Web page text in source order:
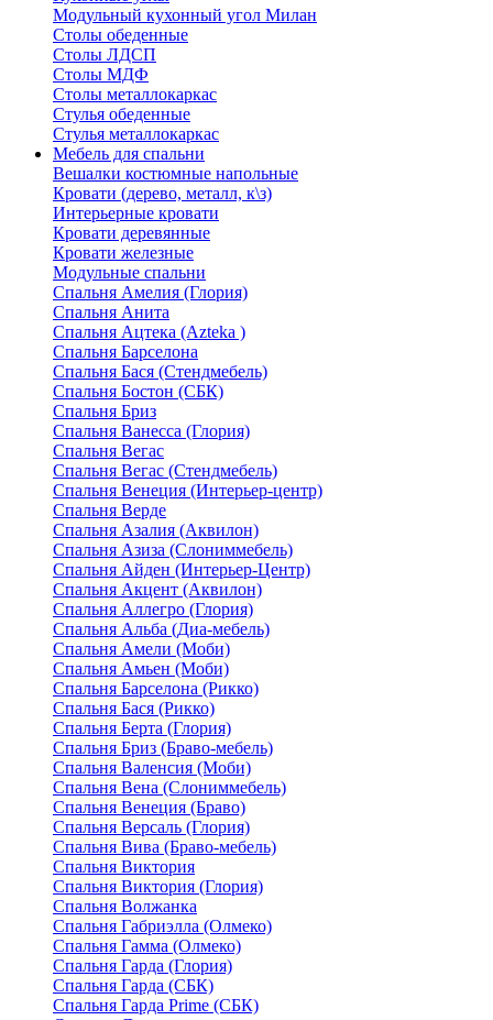
Модульный кухонный угол Милан
Столы обеденные
Столы ЛДСП
Столы МДФ
Столы металлокаркас
Стулья обеденные
Стулья металлокаркас
Мебель для спальни
Вешалки костюмные напольные
Кровати (дерево, металл, к\з)
Интерьерные кровати
Кровати деревянные
Кровати железные
Модульные спальни
Спальня Амелия (Глория)
Спальня Анита
Спальня Ацтека (Azteka )
Спальня Барселона
Спальня Бася (Стендмебель)
Спальня Бостон (СБК)
Спальня Бриз
Спальня Ванесса (Глория)
Спальня Вегас
Спальня Вегас (Стендмебель)
Спальня Венеция (Интерьер-центр)
Спальня Верде
Спальня Азалия (Аквилон)
Спальня Азиза (Слониммебель)
Спальня Айден (Интерьер-Центр)
Спальня Акцент (Аквилон)
Спальня Аллегро (Глория)
Спальня Альба (Диа-мебель)
Спальня Амели (Моби)
Спальня Амьен (Моби)
Спальня Барселона (Рикко)
Спальня Бася (Рикко)
Спальня Берта (Глория)
Спальня Бриз (Браво-мебель)
Спальня Валенсия (Моби)
Спальня Вена (Слониммебель)
Спальня Венеция (Браво)
Спальня Версаль (Глория)
Спальня Вива (Браво-мебель)
Спальня Виктория
Спальня Виктория (Глория)
Спальня Волжанка
Спальня Габриэлла (Олмеко)
Спальня Гамма (Олмеко)
Спальня Гарда (Глория)
Спальня Гарда (СБК)
Спальня Гарда Prime (СБК)